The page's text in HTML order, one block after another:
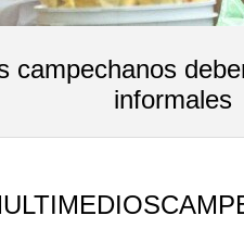
campechanos
informales